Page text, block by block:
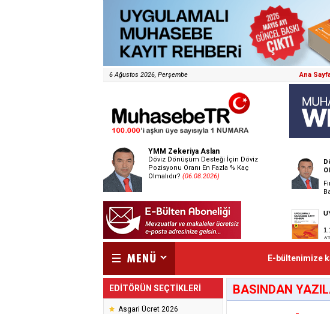
6 Ağustos 2026, Perşembe Ana
YMM Zekeriya Aslan
Döviz Dönüşüm Desteği İçin Döviz
Pozisyonu Oranı En Fazla % Kaç
Olmalıdır? (06.08.2026)
E-bültenimize
EDİTÖRÜN SEÇTİKLERİ
Asgari Ücret 2026
BASINDAN